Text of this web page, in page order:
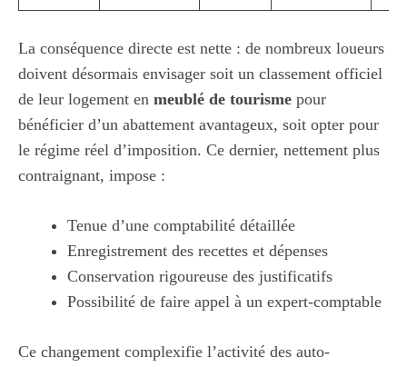
La conséquence directe est nette : de nombreux loueurs
doivent désormais envisager soit un classement officiel
de leur logement en meublé de tourisme pour
bénéficier d’un abattement avantageux, soit opter pour
le régime réel d’imposition. Ce dernier, nettement plus
contraignant, impose :
Tenue d’une comptabilité détaillée
Enregistrement des recettes et dépenses
Conservation rigoureuse des justificatifs
Possibilité de faire appel à un expert-comptable
Ce changement complexifie l’activité des auto-